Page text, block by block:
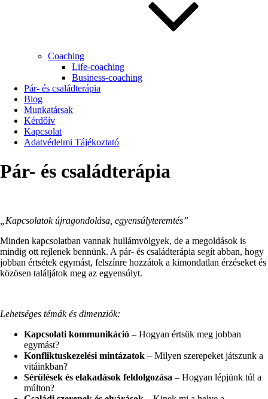
Coaching
Life-coaching
Business-coaching
Pár- és családterápia
Blog
Munkatársak
Kérdőív
Kapcsolat
Adatvédelmi Tájékoztató
Pár- és családterápia
„Kapcsolatok újragondolása, egyensúlyteremtés”
Minden kapcsolatban vannak hullámvölgyek, de a megoldások is
mindig ott rejlenek bennünk. A pár- és családterápia segít abban, hogy
jobban értsétek egymást, felszínre hozzátok a kimondatlan érzéseket és
közösen találjátok meg az egyensúlyt.
Lehetséges témák és dimenziók:
Kapcsolati kommunikáció – Hogyan értsük meg jobban
egymást?
Konfliktuskezelési mintázatok – Milyen szerepeket játszunk a
vitáinkban?
Sérülések és elakadások feldolgozása – Hogyan lépjünk túl a
múlton?